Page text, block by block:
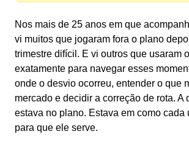
Nos mais de 25 anos em que
vi muitos que jogaram fora o plano
trimestre difícil. E vi outros que usaram
exatamente para navegar esses
onde o desvio ocorreu, entender o que
mercado e decidir a correção de rota. A
estava no plano. Estava em como cada
para que ele serve.